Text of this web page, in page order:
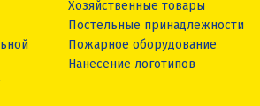
Хозяйственные товары
Постельные принадлежности
Пожарное оборудование
Нанесение логотипов